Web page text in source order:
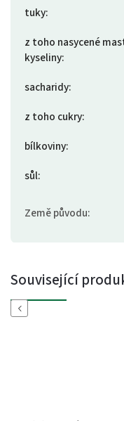
tuky:
z toho nasycené
kyseliny:
sacharidy:
z toho cukry:
bílkoviny:
sůl:
Země původu:
Související
Previous